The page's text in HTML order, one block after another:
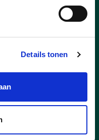
Details tonen